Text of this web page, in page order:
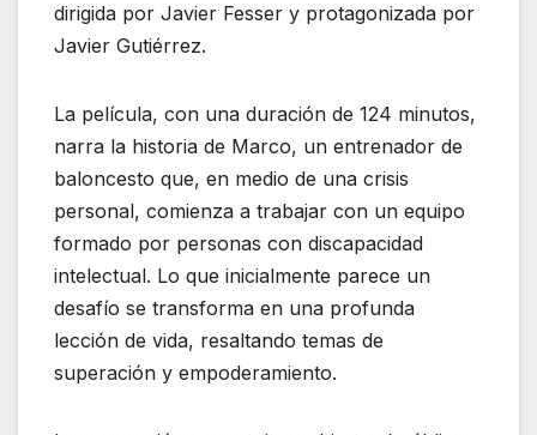
dirigida por Javier Fesser y protagonizada por
Javier Gutiérrez.
La película, con una duración de 124 minutos,
narra la historia de Marco, un entrenador de
baloncesto que, en medio de una crisis
personal, comienza a trabajar con un equipo
formado por personas con discapacidad
intelectual. Lo que inicialmente parece un
desafío se transforma en una profunda
lección de vida, resaltando temas de
superación y empoderamiento.